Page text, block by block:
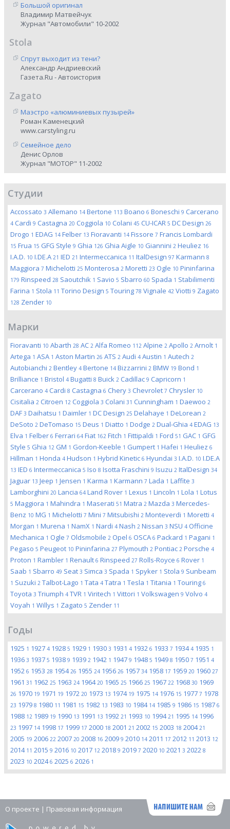
Большой оригинал
Владимир Матвейчук
Журнал "Автомобили" 10-2002
Stola
Спрут выходит из тени?
Александр Андриевский
Газета.Ru - Автоистория
Zagato
Маэстро «алюминиевых пузырей»
Роман Каменецкий
www.carstyling.ru
Семейное дело
Денис Орлов
Журнал "МОТОР" 11-2002
Студии
Accossato 3 Allemano 14 Bertone 113 Boano 6 Boneschi 9 Carcerano
4 Cardi 9 Castagna 20 Coggiola 10 Colani 45 CU-ICAR 5 DC Design 26
Drogo 1 EDAG 14 Felber 13 Fioravanti 14 Fissore 7 Francis Lombardi
15 Frua 15 GFG Style 9 Ghia 126 Ghia Aigle 10 Giannini 2 Heuliez 16
I.A.D. 10 I.DE.A 21 IED 21 Intermeccanica 11 ItalDesign 97 Karmann 8
Maggiora 7 Michelotti 25 Monterosa 2 Moretti 23 Ogle 10 Pininfarina
179 Rinspeed 28 Saoutchik 1 Savio 5 Sbarro 60 Spada 1 Stabilimenti
Farina 1 Stola 11 Torino Design 5 Touring 78 Vignale 42 Viotti 9 Zagato
128 Zender 10
Марки
Fioravanti 10 Abarth 28 AC 2 Alfa Romeo 112 Alpine 2 Apollo 2 Arnolt 1
Artega 1 ASA 1 Aston Martin 26 ATS 2 Audi 4 Austin 1 Autech 2
Autobianchi 2 Bentley 4 Bertone 14 Bizzarrini 2 BMW 19 Bond 1
Brilliance 1 Bristol 4 Bugatti 8 Buick 2 Cadillac 9 Capricorn 1
Carcerano 4 Cardi 8 Castagna 6 Chery 3 Chevrolet 7 Chrysler 10
Cisitalia 2 Citroen 12 Coggiola 3 Colani 31 Cunningham 1 Daewoo 2
DAF 3 Daihatsu 1 Daimler 1 DC Design 25 Delahaye 1 DeLorean 2
DeSoto 2 DeTomaso 15 Deus 1 Diatto 1 Dodge 2 Dual-Ghia 4 EDAG 13
Elva 1 Felber 6 Ferrari 64 Fiat 162 Fitch 1 Fittipaldi 1 Ford 51 GAC 1 GFG
Style 5 Ghia 12 GM 1 Gordon-Keeble 1 Gumpert 1 Hafei 1 Heuliez 6
Hillman 1 Honda 4 Hudson 1 Hybrid Kinetic 6 Hyundai 3 I.A.D. 10 I.DE.A
13 IED 6 Intermeccanica 5 Iso 8 Isotta Fraschini 9 Isuzu 2 ItalDesign 34
Jaguar 13 Jeep 1 Jensen 1 Karma 1 Karmann 7 Lada 1 Laffite 3
Lamborghini 20 Lancia 64 Land Rover 1 Lexus 1 Lincoln 1 Lola 1 Lotus
5 Maggiora 1 Mahindra 1 Maserati 51 Matra 2 Mazda 3 Mercedes-
Benz 10 MG 1 Michelotti 7 Mini 7 Mitsubishi 2 Monteverdi 1 Moretti 4
Morgan 1 Murena 1 NamX 1 Nardi 4 Nash 2 Nissan 3 NSU 4 Officine
Mechanica 1 Ogle 7 Oldsmobile 2 Opel 6 OSCA 6 Packard 1 Pagani 1
Pegaso 5 Peugeot 10 Pininfarina 27 Plymouth 2 Pontiac 2 Porsche 4
Proton 1 Rambler 1 Renault 6 Rinspeed 27 Rolls-Royce 6 Rover 1
Saab 1 Sbarro 49 Seat 3 Simca 3 Spada 1 Spyker 1 Stola 9 Sunbeam
1 Suzuki 2 Talbot-Lago 1 Tata 4 Tatra 1 Tesla 1 Titania 1 Touring 6
Toyota 3 Triumph 4 TVR 1 Viritech 1 Vittori 1 Volkswagen 9 Volvo 4
Voyah 1 Willys 1 Zagato 5 Zender 11
Годы
1925 1 1927 4 1928 5 1929 1 1930 3 1931 4 1932 6 1933 7 19344 1935 1
1936 3 1937 5 1938 9 1939 2 1942 1 1947 9 1948 5 1949 8 1950 7 1951 4
1952 6 1953 28 195426 1955 24 1956 26 1957 34 1958 17 1959 20 1960 27
1961 31 1962 25 1963 24 196420 1965 25 1966 25 1967 22 1968 30 1969
26 1970 19 1971 19 1972 20 1973 13 1974 19 1975 14 1976 15 1977 7 1978
23 1979 8 1980 11 1981 15 1982 13 1983 10 1984 14 1985 9 1986 15 1987 6
1988 12 1989 19 1990 13 1991 13 1992 21 1993 10 199421 1995 14 1996
23 1997 14 1998 17 1999 17 2000 18 2001 21 2002 15 2003 18 200421
2005 19 2006 22 2007 20 2008 16 2009 9 2010 14 2011 17 2012 11 2013 12
2014 11 2015 9 2016 10 2017 12 2018 9 2019 7 2020 10 2021 3 2022 8
2023 10 20246 2025 6 2026 1
О проекте | Правовая информация